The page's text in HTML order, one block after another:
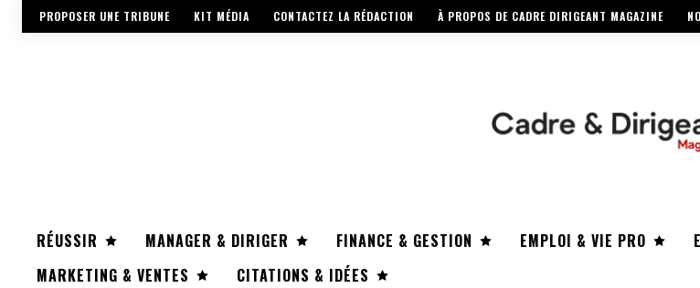
PROPOSER UNE TRIBUNE KIT MÉDIA CONTACTEZ LA RÉDACTION À PROPOS DE CADRE DIRIGEANT MAGAZINE
RÉUSSIR MANAGER & DIRIGER FINANCE & GESTION EMPLOI & VIE PRO
MARKETING & VENTES
CITATIONS & IDÉES